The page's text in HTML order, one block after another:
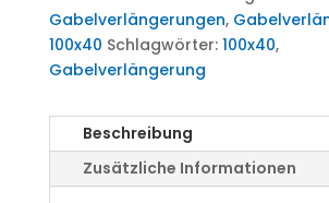
Gabelverlängerungen,
100x40 Schlagwörter: 100x40,
Gabelverlängerung
Beschreibung
Zusätzliche Informationen